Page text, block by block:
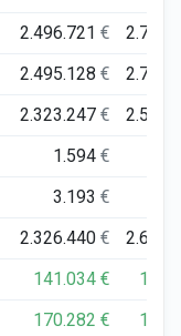
2.496.721€
2.495.128€
2.323.247€
1.594€
3.193€
2.326.440€
141.034€
170.282€